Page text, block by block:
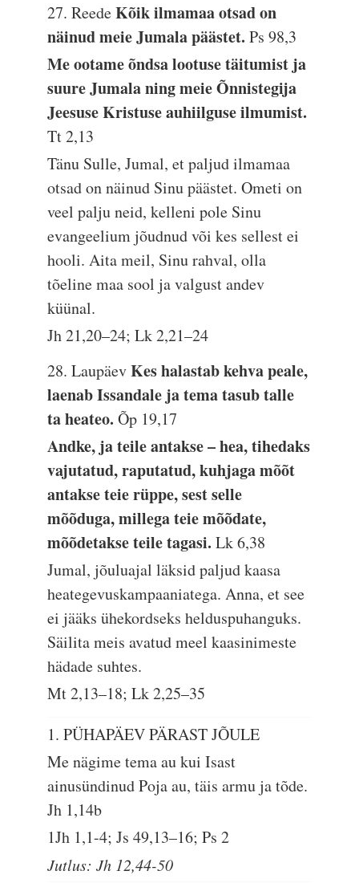
27. ReedeKõik ilmamaa otsad on
näinud meie Jumala päästet.Ps 98,3
Me ootame õndsa lootuse täitumist ja
suure Jumala ning meie Õnnistegija
Jeesuse Kristuse auhiilguse ilmumist.
Tt 2,13
Tänu Sulle, Jumal, et paljud ilmamaa
otsad on näinud Sinu päästet. Ometi on
veel palju neid, kelleni pole Sinu
evangeelium jõudnud või kes sellest ei
hooli. Aita meil, Sinu rahval, olla
tõeline maa sool ja valgust andev
küünal.
Jh 21,20–24; Lk 2,21–24
28. LaupäevKes halastab kehva peale,
laenab Issandale ja tema tasub talle
ta heateo.Õp 19,17
Andke, ja teile antakse – hea, tihedaks
vajutatud, raputatud, kuhjaga mõõt
antakse teie rüppe, sest selle
mõõduga, millega teie mõõdate,
mõõdetakse teile tagasi.Lk 6,38
Jumal, jõuluajal läksid paljud kaasa
heategevuskampaaniatega. Anna, et see
ei jääks ühekordseks helduspuhanguks.
Säilita meis avatud meel kaasinimeste
hädade suhtes.
Mt 2,13–18; Lk 2,25–35
1. PÜHAPÄEV PÄRAST JÕULE
Me nägime tema au kui Isast
ainusündinud Poja au, täis armu ja tõde.
Jh 1,14b
1Jh 1,1-4; Js 49,13–16; Ps 2
Jutlus: Jh 12,44-50